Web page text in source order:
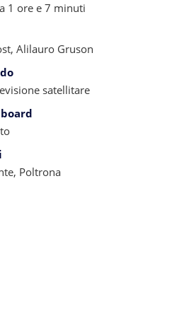
1 ore e 7 minuti
Alilauro Gruson
satellitare
Poltrona